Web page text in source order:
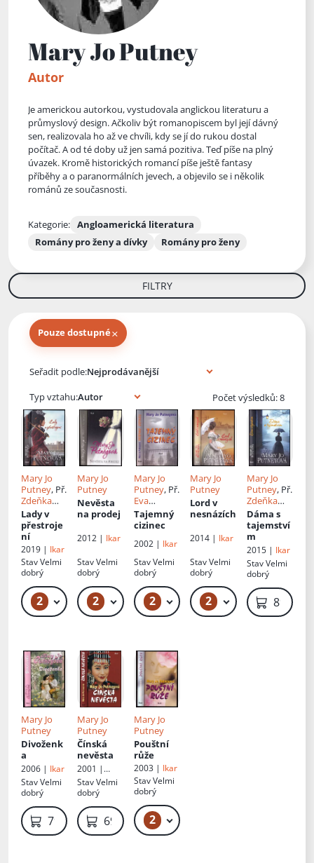
Mary Jo Putney
Autor
Je americkou autorkou, vystudovala anglickou literaturu a
průmyslový design. Ačkoliv být romanopiscem byl její dávný
sen, realizovala ho až ve chvíli, kdy se jí do rukou dostal
počítač. A od té doby už jen samá pozitiva. Teď píše na plný
úvazek. Kromě historických romancí píše ještě fantasy
příběhy a o paranormálních jevech, a objevilo se i několik
románů ze současnosti.
Kategorie: Angloamerická literatura
Romány pro ženy a dívky
Romány pro ženy
FILTRY
Pouze dostupné×
Seřadit podle:
Typ vztahu:
Počet výsledků: 8
Mary Jo
Putney, Př.
Zdeňka
Zvěřinová
Lady v
přestroje
ní
2019 | Ikar
StavVelmi
dobrý
2 79 Kč
Mary Jo
Putney
Nevěsta
na prodej
2012 | Ikar
StavVelmi
dobrý
2 49 Kč – 59 Kč
Mary Jo
Putney, Př.
Eva
Hauserová
Tajemný
cizinec
2002 | Ikar
StavVelmi
dobrý
2 49 Kč – 59 Kč
Mary Jo
Putney
Lord v
nesnázích
2014 | Ikar
StavVelmi
dobrý
2 89 Kč – 119 Kč
Mary Jo
Putney, Př.
Zdeňka
Zvěřinová
Dáma s
tajemství
m
2015 | Ikar
StavVelmi
dobrý
89 Kč
Mary Jo
Putney
Divoženk
a
2006 | Ikar
StavVelmi
dobrý
79 Kč
Mary Jo
Putney
Čínská
nevěsta
2001 |
Knižní klub
StavVelmi
dobrý
69 Kč
Mary Jo
Putney
Pouštní
růže
2003 | Ikar
StavVelmi
dobrý
2 59 Kč